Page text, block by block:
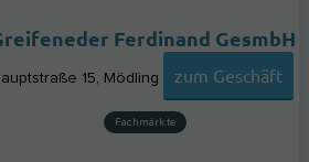
Ferdinand GesmbH
15 Mödling zum Geschäft
Fachmärkte